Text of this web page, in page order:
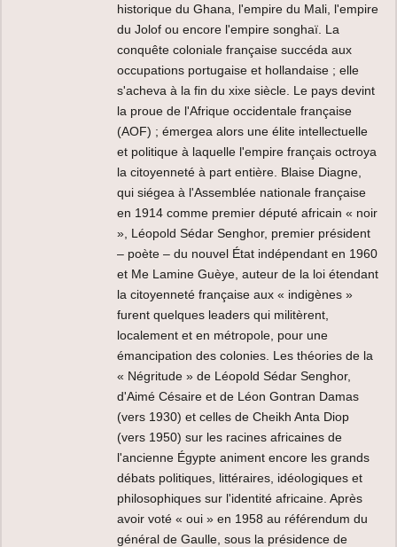
historique du Ghana, l'empire du Mali, l'empire
du Jolof ou encore l'empire songhaï. La
conquête coloniale française succéda aux
occupations portugaise et hollandaise ; elle
s'acheva à la fin du xixe siècle. Le pays devint
la proue de l'Afrique occidentale française
(AOF) ; émergea alors une élite intellectuelle
et politique à laquelle l'empire français octroya
la citoyenneté à part entière. Blaise Diagne,
qui siégea à l'Assemblée nationale française
en 1914 comme premier député africain « noir
», Léopold Sédar Senghor, premier président
– poète – du nouvel État indépendant en 1960
et Me Lamine Guèye, auteur de la loi étendant
la citoyenneté française aux « indigènes »
furent quelques leaders qui militèrent,
localement et en métropole, pour une
émancipation des colonies. Les théories de la
« Négritude » de Léopold Sédar Senghor,
d'Aimé Césaire et de Léon Gontran Damas
(vers 1930) et celles de Cheikh Anta Diop
(vers 1950) sur les racines africaines de
l'ancienne Égypte animent encore les grands
débats politiques, littéraires, idéologiques et
philosophiques sur l'identité africaine. Après
avoir voté « oui » en 1958 au référendum du
général de Gaulle, sous la présidence de